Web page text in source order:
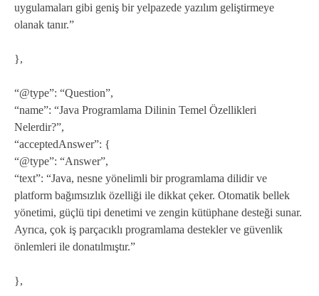
uygulamaları gibi geniş bir yelpazede yazılım geliştirmeye
olanak tanır.”
},
“@type”: “Question”,
“name”: “Java Programlama Dilinin Temel Özellikleri
Nelerdir?”,
“acceptedAnswer”: {
“@type”: “Answer”,
“text”: “Java, nesne yönelimli bir programlama dilidir ve
platform bağımsızlık özelliği ile dikkat çeker. Otomatik bellek
yönetimi, güçlü tipi denetimi ve zengin kütüphane desteği sunar.
Ayrıca, çok iş parçacıklı programlama destekler ve güvenlik
önlemleri ile donatılmıştır.”
},